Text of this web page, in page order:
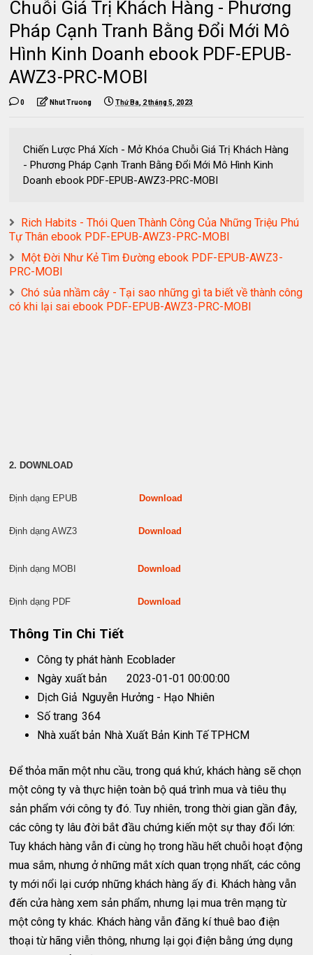
Chuỗi Giá Trị Khách Hàng - Phương
Pháp Cạnh Tranh Bằng Đổi Mới Mô
Hình Kinh Doanh ebook PDF-EPUB-
AWZ3-PRC-MOBI
0 Nhut Truong Thứ Ba, 2 tháng 5, 2023
Chiến Lược Phá Xích - Mở Khóa Chuỗi Giá Trị Khách Hàng
- Phương Pháp Cạnh Tranh Bằng Đổi Mới Mô Hình Kinh
Doanh ebook PDF-EPUB-AWZ3-PRC-MOBI
Rich Habits - Thói Quen Thành Công Của Những Triệu Phú
Tự Thân ebook PDF-EPUB-AWZ3-PRC-MOBI
Một Đời Như Kẻ Tìm Đường ebook PDF-EPUB-AWZ3-
PRC-MOBI
Chó sủa nhầm cây - Tại sao những gì ta biết về thành công
có khi lại sai ebook PDF-EPUB-AWZ3-PRC-MOBI
2. DOWNLOAD
Định dạng EPUB Download
Định dạng AWZ3 Download
Định dạng MOBI Download
Định dạng PDF Download
Thông Tin Chi Tiết
Công ty phát hành Ecoblader
Ngày xuất bản
2023-01-01 00:00:00
Dịch Giả Nguyễn Hưởng - Hạo Nhiên
Số trang 364
Nhà xuất bản Nhà Xuất Bản Kinh Tế TPHCM
Để thỏa mãn một nhu cầu, trong quá khứ, khách hàng sẽ chọn
một công ty và thực hiện toàn bộ quá trình mua và tiêu thụ
sản phẩm với công ty đó. Tuy nhiên, trong thời gian gần đây,
các công ty lâu đời bắt đầu chứng kiến một sự thay đổi lớn:
Tuy khách hàng vẫn đi cùng họ trong hầu hết chuỗi hoạt động
mua sắm, nhưng ở những mắt xích quan trọng nhất, các công
ty mới nổi lại cướp những khách hàng ấy đi. Khách hàng vẫn
đến cửa hàng xem sản phẩm, nhưng lại mua trên mạng từ
một công ty khác. Khách hàng vẫn đăng kí thuê bao điện
thoại từ hãng viễn thông, nhưng lại gọi điện bằng ứng dụng